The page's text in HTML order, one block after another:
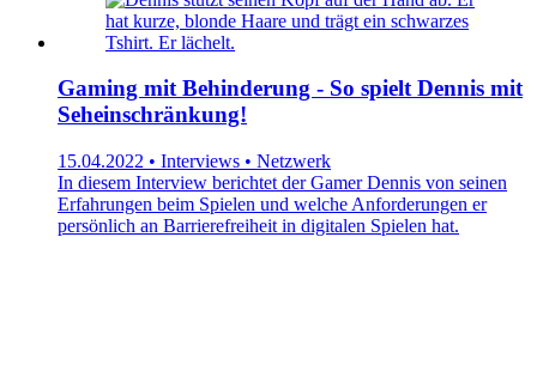
Gaming mit Behinderung - So spielt Dennis mit
Seheinschränkung!
15.04.2022 • Interviews • Netzwerk
In diesem Interview berichtet der Gamer Dennis von seinen
Erfahrungen beim Spielen und welche Anforderungen er
persönlich an Barrierefreiheit in digitalen Spielen hat.